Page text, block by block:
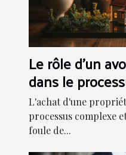
Le rôle d'un
dans le
propriété
L'achat d'une
processus complexe
foule de...